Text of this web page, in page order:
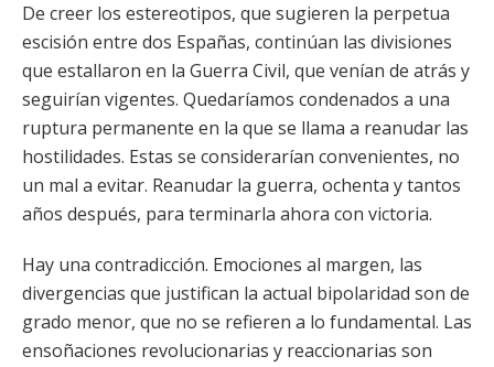
De creer los estereotipos, que sugieren la perpetua
escisión entre dos Españas, continúan las divisiones
que estallaron en la Guerra Civil, que venían de atrás y
seguirían vigentes. Quedaríamos condenados a una
ruptura permanente en la que se llama a reanudar las
hostilidades. Estas se considerarían convenientes, no
un mal a evitar. Reanudar la guerra, ochenta y tantos
años después, para terminarla ahora con victoria.
Hay una contradicción. Emociones al margen, las
divergencias que justifican la actual bipolaridad son de
grado menor, que no se refieren a lo fundamental. Las
ensoñaciones revolucionarias y reaccionarias son